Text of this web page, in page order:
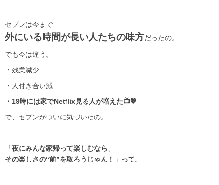
セブンは今まで
外にいる時間が長い人たちの味方だったの。
でも今は違う。
・残業減少
・人付き合い減
・19時には家でNetflix見る人が増えた📺💖
で、セブンがついに気づいたの。
「夜にみんな家帰って楽しむなら、
その楽しさの“前”を取ろうじゃん！」って。